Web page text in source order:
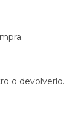
o devolverlo.